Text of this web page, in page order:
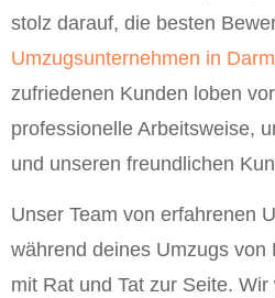
stolz darauf, die besten
Umzugsunternehmen in
zufriedenen Kunden loben
professionelle Arbeitsweise,
und unseren freundlichen
Unser Team von erfahrenen
während deines Umzugs von
mit Rat und Tat zur Seite.